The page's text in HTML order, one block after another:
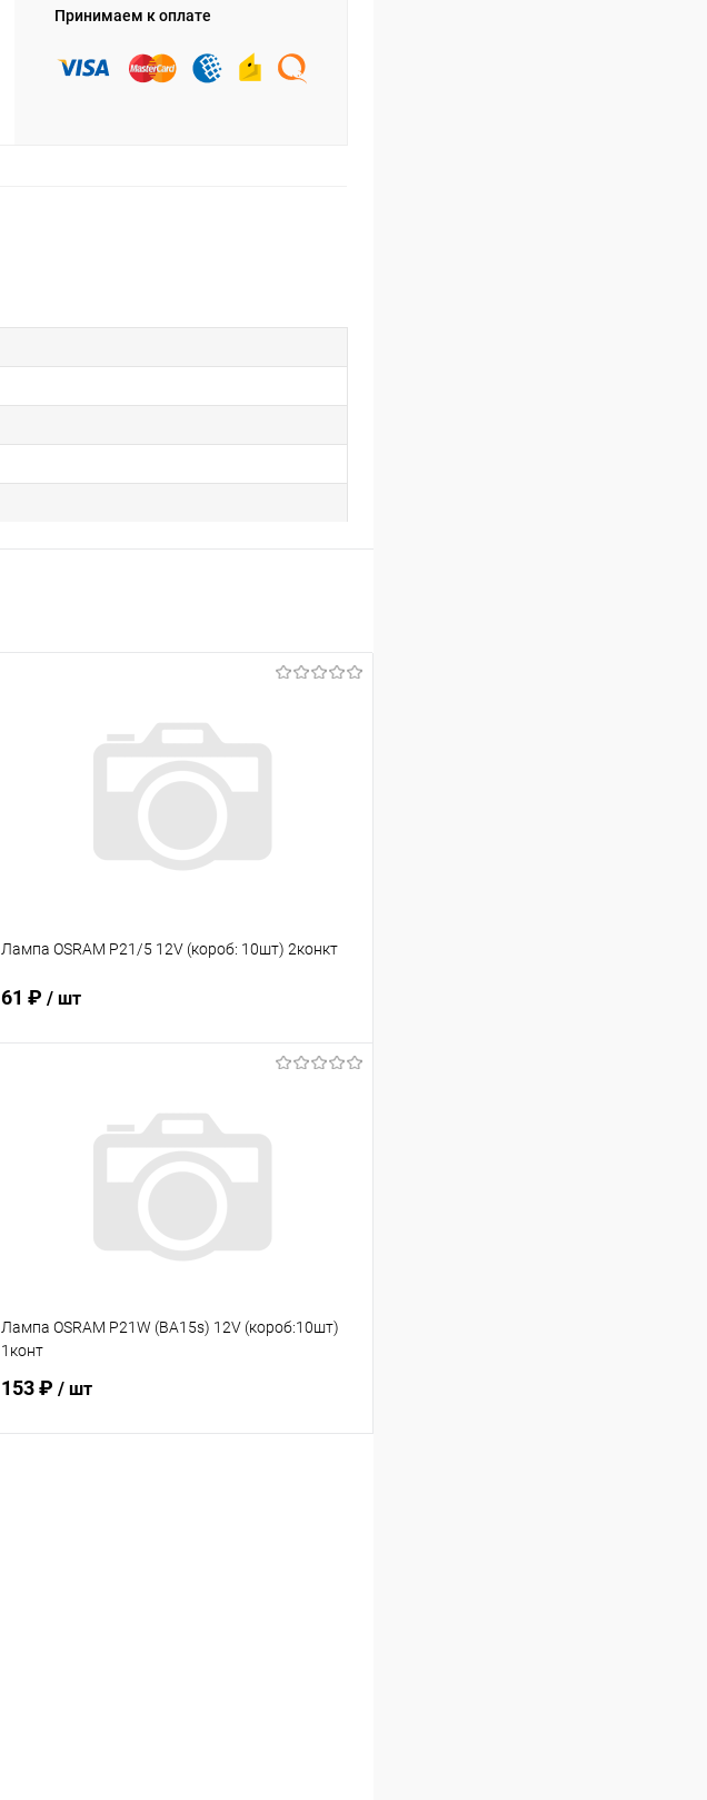
Принимаем к оплате
Лампа OSRAM P21/5 12V (короб: 10шт) 2конкт
61 ₽ / шт
Купить в 1 клик Сравнение
В наличии
Лампа OSRAM P21W (BA15s) 12V (короб:10шт)
1конт
153 ₽ / шт